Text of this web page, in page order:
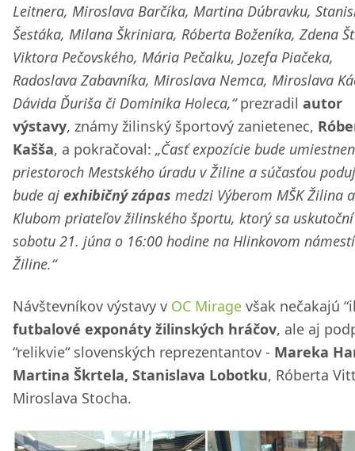
Leitnera, Miroslava Barčíka, Martina Dúbravku,
Šestáka, Milana Škriniara, Róberta Boženíka, Zdena
Viktora Pečovského, Mária Pečalku, Jozefa Piačeka,
Radoslava Zabavníka, Miroslava Nemca, Miroslava
Dávida Ďuriša či Dominika Holeca,“prezradil autor
výstavy, známy žilinský športový zanietenec,
Kašša, a pokračoval: „Časť expozície bude
priestoroch Mestského úradu v Žiline a súčasťou
bude aj exhibičný zápas medzi Výberom MŠK Žilina a
Klubom priateľov žilinského športu, ktorý sa
sobotu 21. júna o 16:00 hodine na Hlinkovom
Žiline.“
Návštevníkov výstavy v OC Mirage však nečakajú
futbalové exponáty žilinských hráčov, ale aj
“relikvie“ slovenských reprezentantov - Mareka
Martina Škrtela, Stanislava Lobotku, Róberta
Miroslava Stocha.